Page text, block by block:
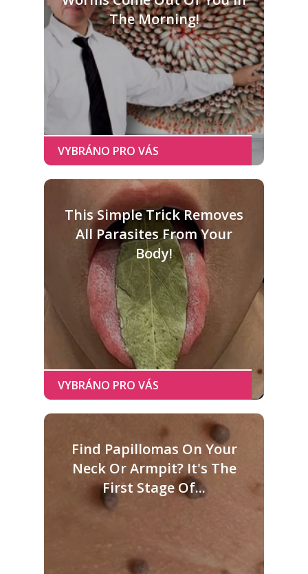
The Morning!
This Simple Trick Removes
All Parasites From Your
Body!
Find Papillomas On Your
Neck Or Armpit? It's The
First Stage Of...